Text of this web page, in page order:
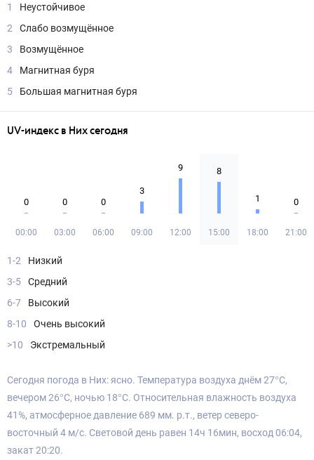
1
Неустойчивое
2
Слабо возмущённое
3
Возмущённое
4
Магнитная буря
5
Большая магнитная буря
UV-индекс в Них сегодня
0
00:00
0
03:00
0
06:00
3
09:00
9
12:00
8
15:00
1
18:00
0
21:00
1-2
Низкий
3-5
Средний
6-7
Высокий
8-10
Очень высокий
>10
Экстремальный
Сегодня погода в Них: ясно. Температура воздуха днём 27°С,
вечером 26°С, ночью 18°С. Относительная влажность воздуха
41%, атмосферное давление 689 мм. р.т., ветер северо-
восточный 4 м/с. Световой день равен 14ч 16мин, восход 06:04,
закат 20:20.